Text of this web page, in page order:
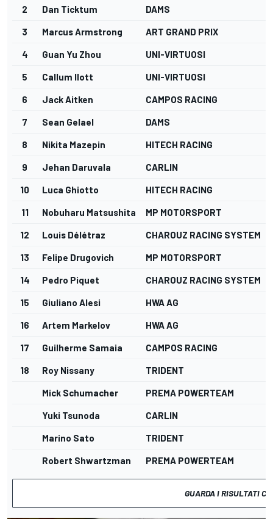
2 Dan Ticktum DAMS
3 Marcus Armstrong ART GRAND PRIX
4 Guan Yu Zhou UNI-VIRTUOSI
5 Callum Ilott UNI-VIRTUOSI
6 Jack Aitken CAMPOS RACING
7 Sean Gelael DAMS
8 Nikita Mazepin HITECH RACING
9 Jehan Daruvala CARLIN
10 Luca Ghiotto HITECH RACING
11 Nobuharu Matsushita MP MOTORSPORT
12 Louis Délétraz CHAROUZ RACING SYSTEM
13 Felipe Drugovich MP MOTORSPORT
14 Pedro Piquet CHAROUZ RACING SYSTEM
15 Giuliano Alesi HWA AG
16 Artem Markelov HWA AG
17 Guilherme Samaia CAMPOS RACING
18 Roy Nissany TRIDENT
Mick Schumacher PREMA POWERTEAM
Yuki Tsunoda CARLIN
Marino Sato TRIDENT
Robert Shwartzman PREMA POWERTEAM
GUARDA I RISULTATI